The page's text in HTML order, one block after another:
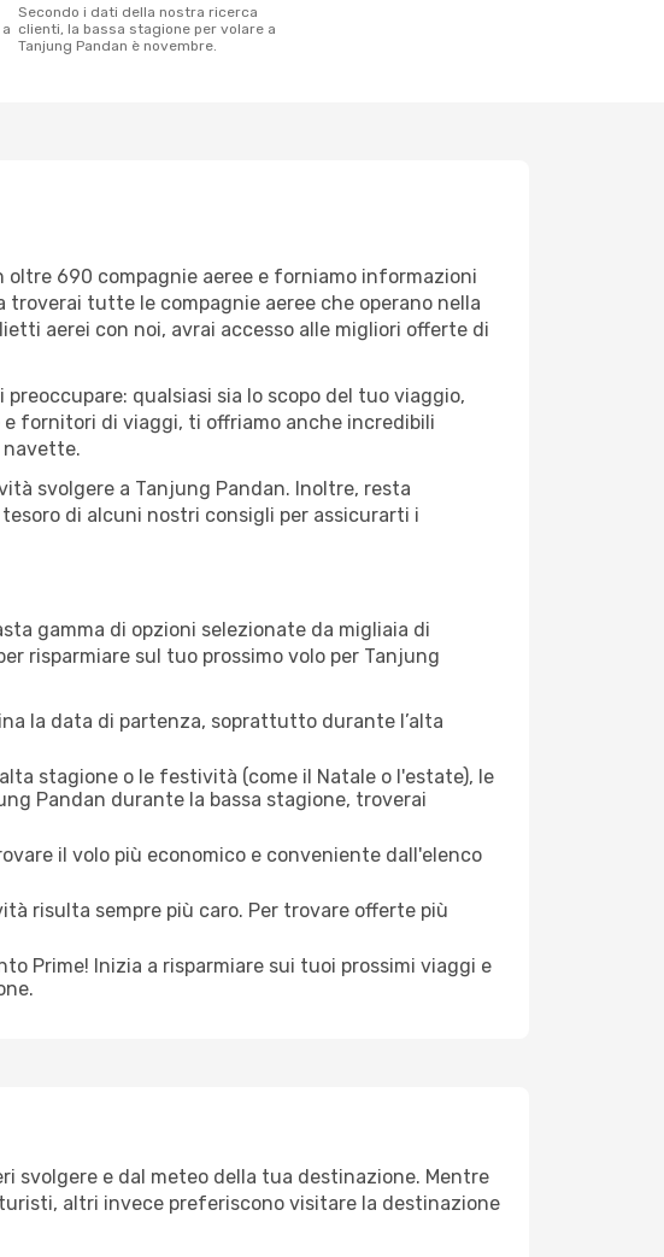
Secondo i dati della nostra ricerca
clienti, la bassa stagione per volare a
Tanjung Pandan è novembre.
oltre 690 compagnie aeree e forniamo informazioni
tutte le compagnie aeree che operano nella
aerei con noi, avrai accesso alle migliori offerte di
qualsiasi sia lo scopo del tuo viaggio,
e fornitori di viaggi, ti offriamo anche incredibili
navette.
svolgere a Tanjung Pandan. Inoltre, resta
di alcuni nostri consigli per assicurarti i
gamma di opzioni selezionate da migliaia di
risparmiare sul tuo prossimo volo per Tanjung
la data di partenza, soprattutto durante l’alta
stagione o le festività (come il Natale o l'estate), le
Pandan durante la bassa stagione, troverai
il volo più economico e conveniente dall'elenco
risulta sempre più caro. Per trovare offerte più
Prime! Inizia a risparmiare sui tuoi prossimi viaggi e
svolgere e dal meteo della tua destinazione. Mentre
altri invece preferiscono visitare la destinazione